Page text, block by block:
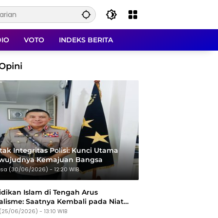
VOTO INDEKS BERITA
Integritas Polisi: Kunci Utama
Kemajuan Bangsa
(30/06/2026) - 12:20 WIB
Islam di Tengah Arus
Saatnya Kembali pada Niat
06/2026) - 13:10 WIB